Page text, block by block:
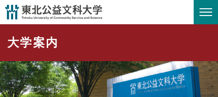
ペ
頭
で
す
メニューを飛ばして本文へ
大学案内